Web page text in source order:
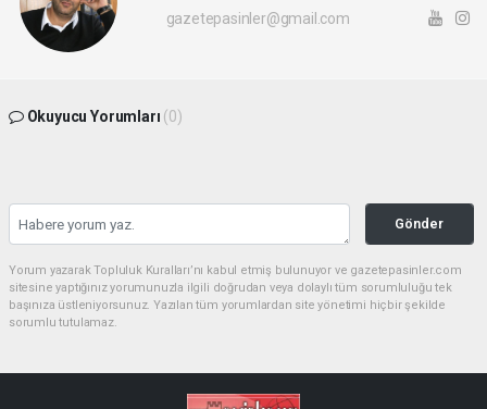
gazetepasinler@gmail.com
Okuyucu Yorumları (0)
Gönder
Yorum yazarak Topluluk Kuralları’nı kabul etmiş bulunuyor ve gazetepasinler.com
sitesine yaptığınız yorumunuzla ilgili doğrudan veya dolaylı tüm sorumluluğu tek
başınıza üstleniyorsunuz. Yazılan tüm yorumlardan site yönetimi hiçbir şekilde
sorumlu tutulamaz.